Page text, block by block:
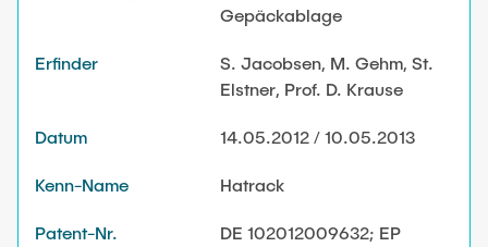
Gepäckablage
S. Jacobsen, M. Gehm, St.
Elstner, Prof. D. Krause
14.05.2012 / 10.05.2013
Hatrack
DE 102012009632; EP